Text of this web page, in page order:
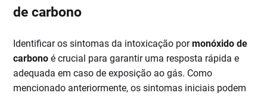
de carbono
Identificar os sintomas da intoxicação pormonóxido de
carbono é crucial para garantir uma resposta rápida e
adequada em caso de exposição ao gás. Como
mencionado anteriormente, os sintomas iniciais podem